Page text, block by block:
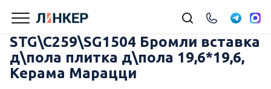
STG\C259\SG1504 Бромли вставка
д\пола плитка д\пола 19,6*19,6,
Керама Марацци